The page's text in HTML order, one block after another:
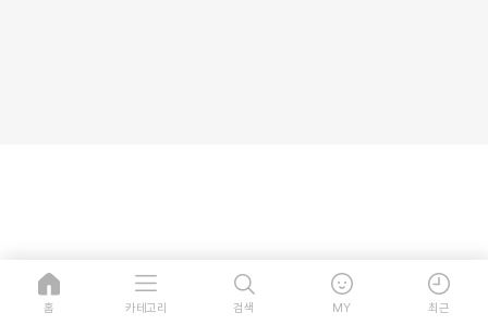
홈 카테고리 검색 MY 최근